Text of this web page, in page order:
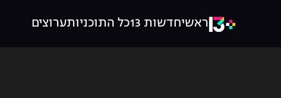
ראשיחדשות 13 כל התוכניותערוצים